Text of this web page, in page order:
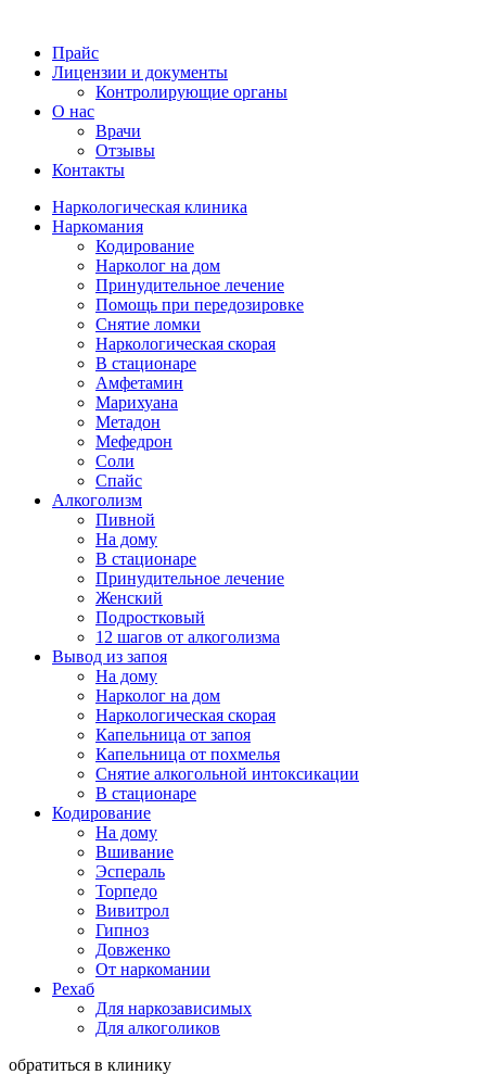
Прайс
Лицензии и документы
Контролирующие органы
О нас
Врачи
Отзывы
Контакты
Наркологическая клиника
Наркомания
Кодирование
Нарколог на дом
Принудительное лечение
Помощь при передозировке
Снятие ломки
Наркологическая скорая
В стационаре
Амфетамин
Марихуана
Метадон
Мефедрон
Соли
Спайс
Алкоголизм
Пивной
На дому
В стационаре
Принудительное лечение
Женский
Подростковый
12 шагов от алкоголизма
Вывод из запоя
На дому
Нарколог на дом
Наркологическая скорая
Капельница от запоя
Капельница от похмелья
Снятие алкогольной интоксикации
В стационаре
Кодирование
На дому
Вшивание
Эспераль
Торпедо
Вивитрол
Гипноз
Довженко
От наркомании
Рехаб
Для наркозависимых
Для алкоголиков
обратиться в клинику